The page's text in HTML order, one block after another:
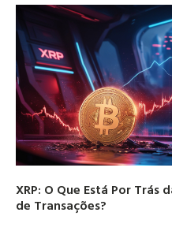
XRP: O Que Está Por Trás
de Transações?